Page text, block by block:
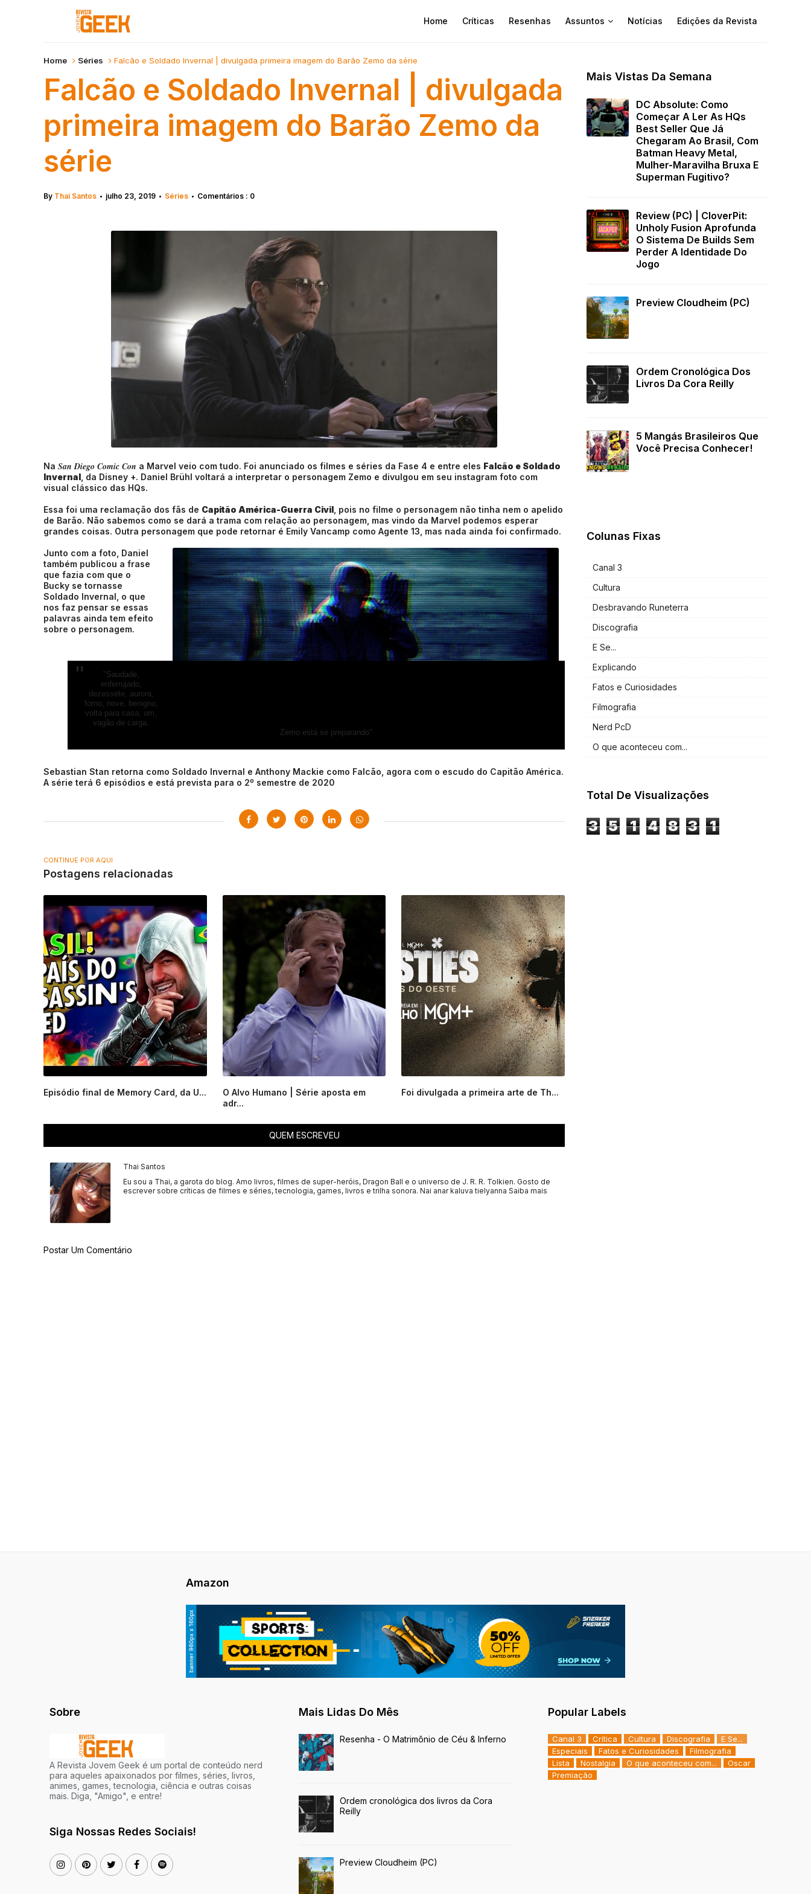
Home Críticas Resenhas Assuntos Notícias Edições da Revista
Home Séries Falcão e Soldado Invernal | divulgada primeira imagem do Barão Zemo da série
Falcão e Soldado Invernal | divulgada
primeira imagem do Barão Zemo da
série
By Thai Santos • julho 23, 2019 • Séries • Comentários : 0
Na San Diego Comic Con a Marvel veio com tudo. Foi anunciado os filmes e séries da Fase 4 e entre eles Falcão e Soldado
Invernal , da Disney +. Daniel Brühl voltará a interpretar o personagem Zemo e divulgou em seu instagram foto com
visual clássico das HQs.
Essa foi uma reclamação dos fãs de Capitão América-Guerra Civil , pois no filme o personagem não tinha nem o apelido
de Barão. Não sabemos como se dará a trama com relação ao personagem, mas vindo da Marvel podemos esperar
grandes coisas. Outra personagem que pode retornar é Emily Vancamp como Agente 13, mas nada ainda foi confirmado.
Junto com a foto, Daniel
também publicou a frase
que fazia com que o
Bucky se tornasse
Soldado Invernal, o que
nos faz pensar se essas
palavras ainda tem efeito
sobre o personagem.
"Saudade,
enferrujado,
dezessete, aurora,
forno, nove, benigno,
volta para casa, um,
vagão de carga.
Zemo está se preparando"
Sebastian Stan retorna como Soldado Invernal e Anthony Mackie como Falcão, agora com o escudo do Capitão América.
A série terá 6 episódios e está prevista para o 2º semestre de 2020
CONTINUE POR AQUI
Postagens relacionadas
Episódio final de Memory Card, da U...
O Alvo Humano | Série aposta em
adr...
Foi divulgada a primeira arte de Th...
QUEM ESCREVEU
Thai Santos
Eu sou a Thai, a garota do blog. Amo livros, filmes de super-heróis, Dragon Ball e o universo de J. R. R. Tolkien. Gosto de
escrever sobre críticas de filmes e séries, tecnologia, games, livros e trilha sonora. Nai anar kaluva tielyanna Saiba mais
Postar Um Comentário
Mais Vistas Da Semana
DC Absolute: Como
Começar A Ler As HQs
Best Seller Que Já
Chegaram Ao Brasil, Com
Batman Heavy Metal,
Mulher-Maravilha Bruxa E
Superman Fugitivo?
Review (PC) | CloverPit:
Unholy Fusion Aprofunda
O Sistema De Builds Sem
Perder A Identidade Do
Jogo
Preview Cloudheim (PC)
Ordem Cronológica Dos
Livros Da Cora Reilly
5 Mangás Brasileiros Que
Você Precisa Conhecer!
Colunas Fixas
Canal 3
Cultura
Desbravando Runeterra
Discografia
E Se...
Explicando
Fatos e Curiosidades
Filmografia
Nerd PcD
O que aconteceu com...
Total De Visualizações
3 5 1 4 8 3 1
Amazon
Sobre
A Revista Jovem Geek é um portal de conteúdo nerd
para aqueles apaixonados por filmes, séries, livros,
animes, games, tecnologia, ciência e outras coisas
mais. Diga, "Amigo", e entre!
Siga Nossas Redes Sociais!
Mais Lidas Do Mês
Resenha - O Matrimônio de Céu & Inferno
Ordem cronológica dos livros da Cora
Reilly
Preview Cloudheim (PC)
Popular Labels
Canal 3 Crítica Cultura Discografia
E Se...
Especiais
Fatos e Curiosidades
Filmografia
Lista
Nostalgia O que aconteceu com...
Oscar
Premiação